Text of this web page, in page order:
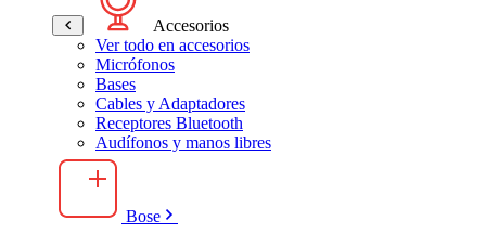
Accesorios
Ver todo en accesorios
Micrófonos
Bases
Cables y Adaptadores
Receptores Bluetooth
Audífonos y manos libres
Bose